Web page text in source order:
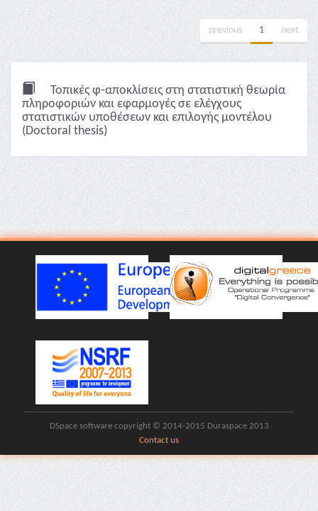
previous 1 next
Τοπικές φ-αποκλίσεις στη στατιστική θεωρία
πληροφοριών και εφαρμογές σε ελέγχους
στατιστικών υποθέσεων και επιλογής μοντέλου
(Doctoral thesis)
DSpace software copyright © 2014-2015 Duraspace 2013
Contact us